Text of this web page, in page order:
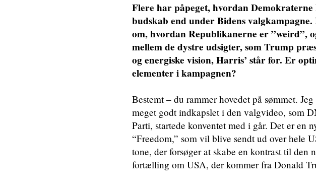
Flere har påpeget, hvordan
budskab end under Bidens
om, hvordan Republikanerne er ”weird”,
mellem de dystre udsigter, som Trump
og energiske vision, Harris’ står for. Er
elementer i kampagnen?
Bestemt – du rammer hovedet på sømmet.
meget godt indkapslet i den valgvideo, som
Parti, startede konventet med i går. Det er en
“Freedom,” som vil blive sendt ud over hele
tone, der forsøger at skabe en kontrast til den
fortælling om USA, der kommer fra Donald